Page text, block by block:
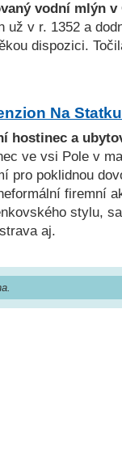
vodní mlýn v
už v r. 1352 a
dispozici.
Na Statku
hostinec a
ve vsi Pole v
pro poklidnou
firemní
stylu,
aj.